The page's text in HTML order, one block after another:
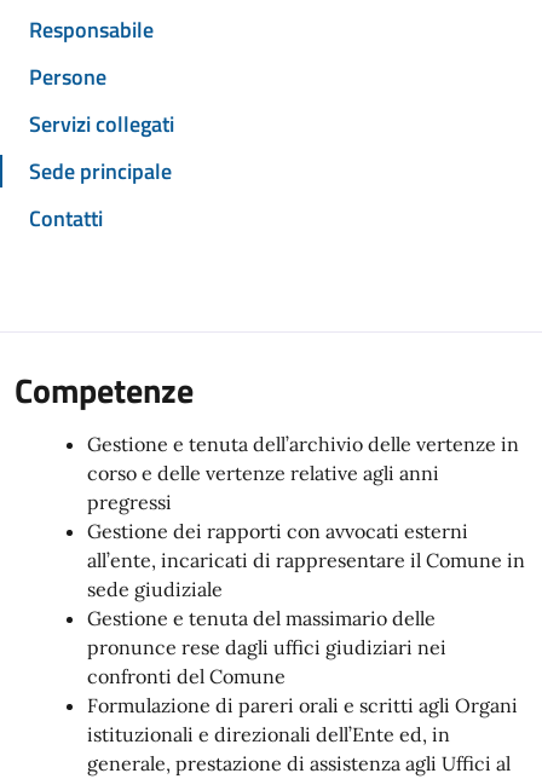
Responsabile
Persone
Servizi collegati
Sede principale
Contatti
Competenze
Gestione e tenuta dell’archivio delle vertenze in
corso e delle vertenze relative agli anni
pregressi
Gestione dei rapporti con avvocati esterni
all’ente, incaricati di rappresentare il Comune in
sede giudiziale
Gestione e tenuta del massimario delle
pronunce rese dagli uffici giudiziari nei
confronti del Comune
Formulazione di pareri orali e scritti agli Organi
istituzionali e direzionali dell’Ente ed, in
generale, prestazione di assistenza agli Uffici al